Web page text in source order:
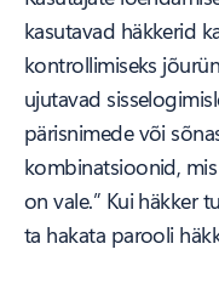
kasutavad häkkerid
kontrollimiseks
ujutavad
pärisnimede või
kombinatsioonid,
on vale.” Kui häkker
ta hakata parooli